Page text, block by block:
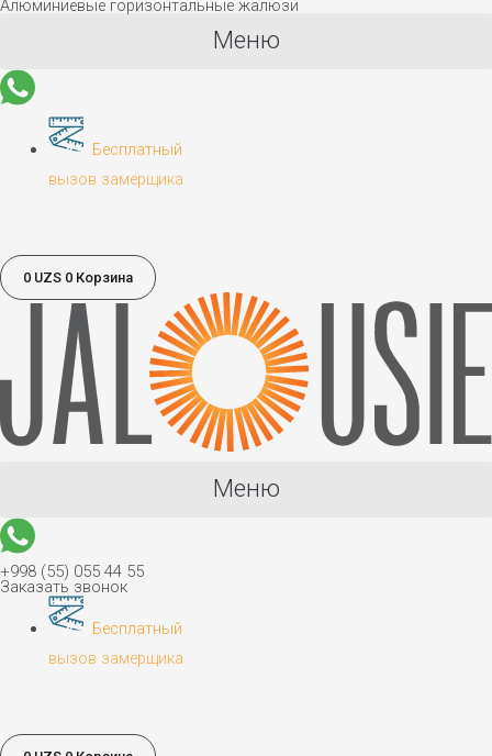
Алюминиевые горизонтальные жалюзи
Меню
Бесплатный
вызов замерщика
0 UZS 0 Корзина
Меню
+998 (55) 055 44 55
Заказать звонок
Бесплатный
вызов замерщика